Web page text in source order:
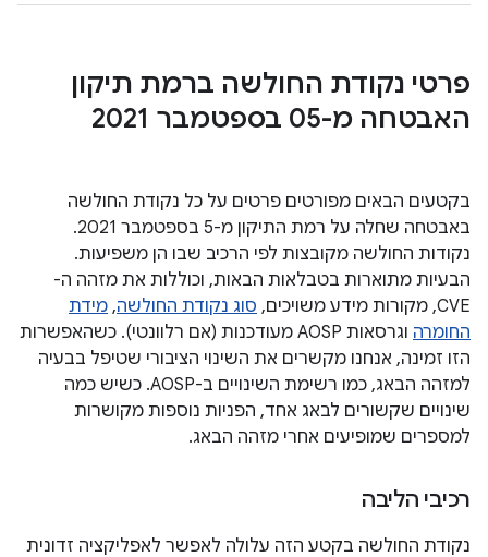
פרטי נקודת החולשה ברמת תיקון
האבטחה מ-05 בספטמבר 2021
בקטעים הבאים מפורטים פרטים על כל נקודת החולשה
באבטחה שחלה על רמת התיקון מ-5 בספטמבר 2021.
נקודות החולשה מקובצות לפי הרכיב שבו הן משפיעות.
הבעיות מתוארות בטבלאות הבאות, וכוללות את מזהה ה-
CVE, מקורות מידע משויכים,
סוג נקודת החולשה, מידת
החומרה
וגרסאות AOSP מעודכנות (אם רלוונטי). כשהאפשרות
הזו זמינה, אנחנו מקשרים את השינוי הציבורי שטיפל בבעיה
למזהה הבאג, כמו רשימת השינויים ב-AOSP. כשיש כמה
שינויים שקשורים לבאג אחד, הפניות נוספות מקושרות
למספרים שמופיעים אחרי מזהה הבאג.
רכיבי הליבה
נקודת החולשה בקטע הזה עלולה לאפשר לאפליקציה זדונית